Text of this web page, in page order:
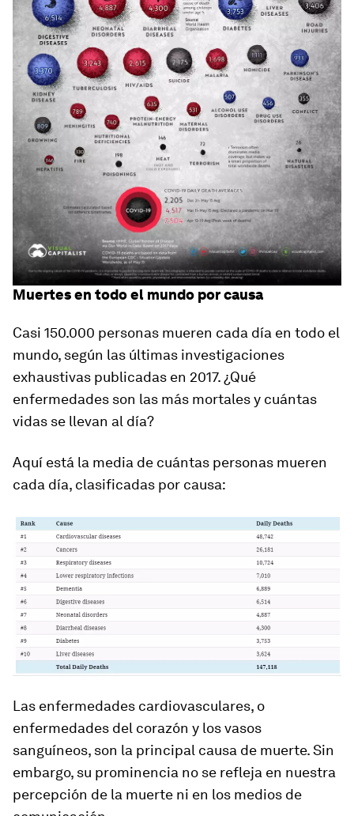
Muertes en todo el mundo por causa
Casi 150.000 personas mueren cada día en todo el
mundo, según las últimas investigaciones
exhaustivas publicadas en 2017. ¿Qué
enfermedades son las más mortales y cuántas
vidas se llevan al día?
Aquí está la media de cuántas personas mueren
cada día, clasificadas por causa:
Las enfermedades cardiovasculares, o
enfermedades del corazón y los vasos
sanguíneos, son la principal causa de muerte. Sin
embargo, su prominencia no se refleja en nuestra
percepción de la muerte ni en los medios de